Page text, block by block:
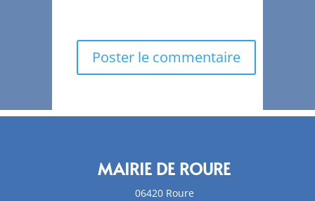
MAIRIE DE ROURE
06420 Roure